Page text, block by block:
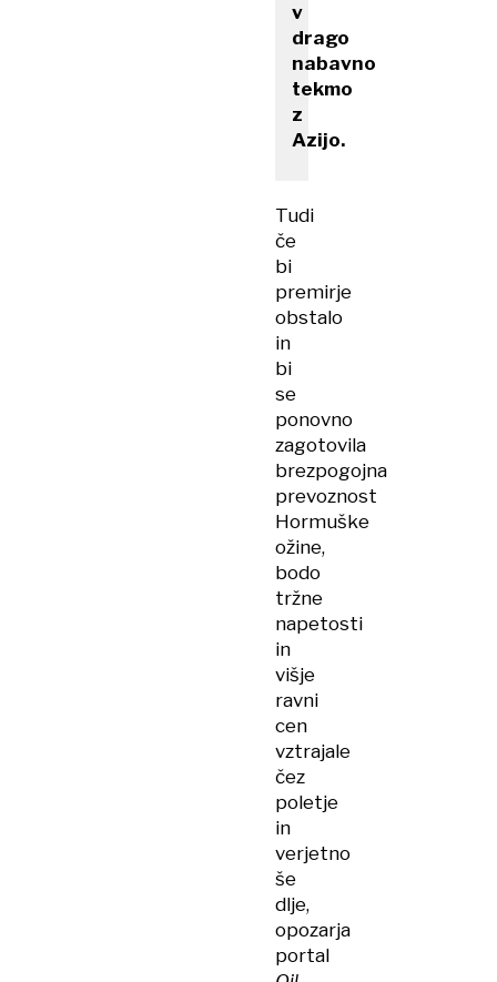
v
drago
nabavno
tekmo
z
Azijo.
Tudi
če
bi
premirje
obstalo
in
bi
se
ponovno
zagotovila
brezpogojna
prevoznost
Hormuške
ožine,
bodo
tržne
napetosti
in
višje
ravni
cen
vztrajale
čez
poletje
in
verjetno
še
dlje,
opozarja
portal